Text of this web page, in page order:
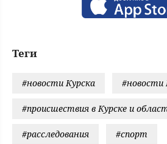
Теги
#новости Курска #новости
#происшествия в Курске и
#расследования #спорт